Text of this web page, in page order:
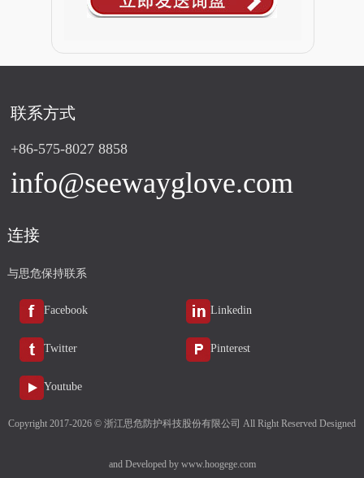
联系方式
+86-575-8027 8858
info@seewayglove.com
连接
与思危保持联系
Facebook Linkedin
Twitter Pinterest
Youtube
Copyright 2017-2026 © 浙江思危防护科技股份有限公司 All Right Reserved Designed
and Developed by www.hoogege.com